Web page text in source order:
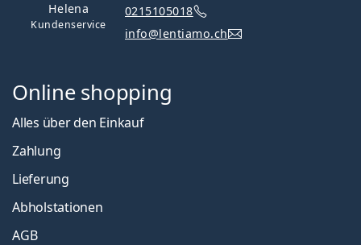
Helena
Kundenservice
0215105018
info@lentiamo.ch
Online shopping
Alles über den Einkauf
Zahlung
Lieferung
Abholstationen
AGB